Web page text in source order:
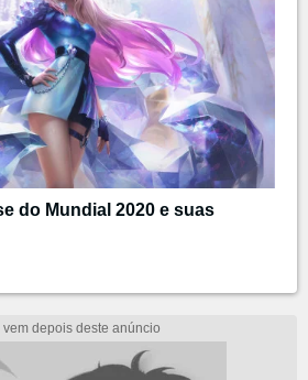
do Mundial 2020 e suas